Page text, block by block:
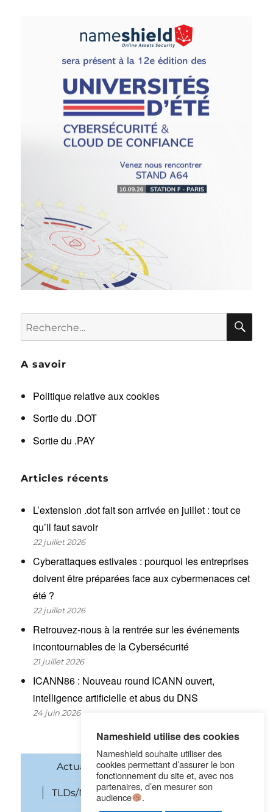
Recherche
pour :
A savoir
Politique relative aux cookies
Sortie du .DOT
Sortie du .PAY
Articles récents
L’extension .dot fait son arrivée en juillet : tout ce
qu’il faut savoir
22 juillet 2026
Cyberattaques estivales : pourquoi les entreprises
doivent être préparées face aux cybermenaces cet
été ?
22 juillet 2026
Retrouvez-nous à la rentrée sur les événements
incontournables de la Cybersécurité
21 juillet 2026
ICANN86 : Nouveau round ICANN ouvert,
intelligence artificielle et abus du DNS
24 juin 2026
Actualités Noms de domaine
TLDs/New gTLDs Cybersécurité
Nameshield utilise des cookies
Nameshield souhaite utiliser des
cookies permettant d’assurer le bon
fonctionnement du site et, avec nos
partenaires, d’en mesurer son
audience
.